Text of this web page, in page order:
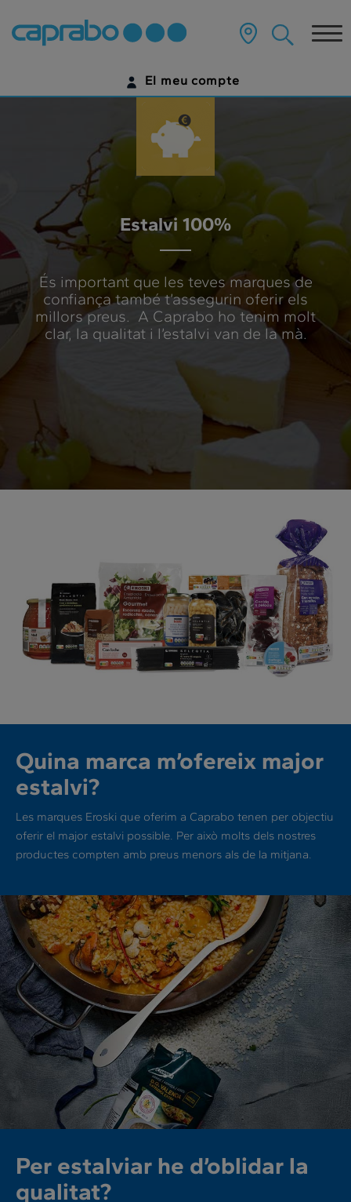
Ahorro
100%
label.access.jump.content???
El meu compte
IDENTIFICA'T
ENCARA NO TENS UN COMPTE DIGITAL?
COMENÇA AQUÍ
Estalvi 100%
És important que les teves marques de
confiança també t’assegurin oferir els
millors preus. A Caprabo ho tenim molt
clar, la qualitat i l’estalvi van de la mà.
Quina marca m’ofereix major
estalvi?
Les marques Eroski que oferim a Caprabo tenen per objectiu
oferir el major estalvi possible. Per això molts dels nostres
productes compten amb preus menors als de la mitjana.
Per estalviar he d’oblidar la
qualitat?